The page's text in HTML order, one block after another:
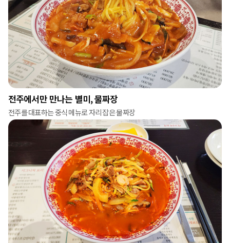
전주에서만 만나는 별미, 물짜장
전주를 대표하는 중식 메뉴로 자리 잡은 물짜장